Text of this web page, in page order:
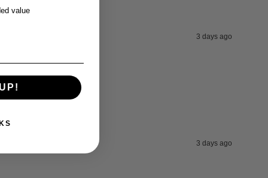
3 days ago
3 days ago
value